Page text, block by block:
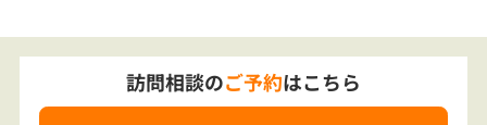
訪問相談のご予約はこちら